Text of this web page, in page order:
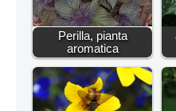
Perilla, pianta
aromatica